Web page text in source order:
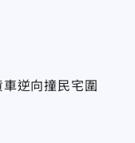
逆向撞民宅圍